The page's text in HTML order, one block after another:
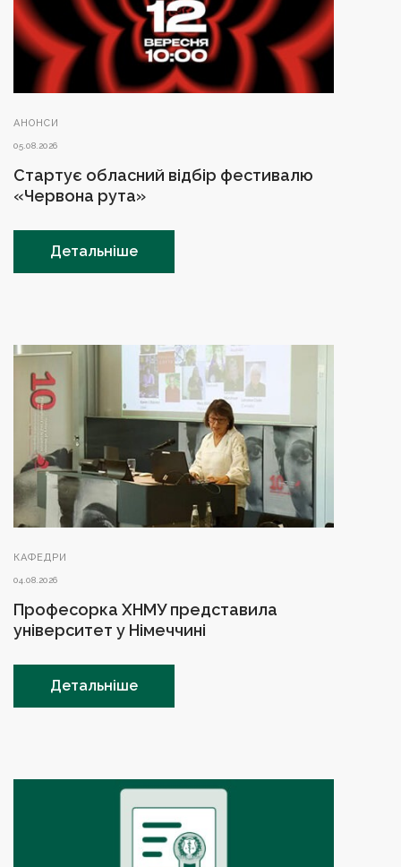
АНОНСИ
05.08.2026
Стартує обласний відбір фестивалю
«Червона рута»
Детальніше
КАФЕДРИ
04.08.2026
Професорка ХНМУ представила
університет у Німеччині
Детальніше